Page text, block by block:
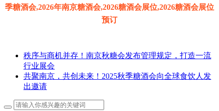
秩序与商机并存！南京秋糖会发布管理规定，打造一流
行业展会
共聚南京，共创未来！2025秋季糖酒会向全球食饮人发
出邀请